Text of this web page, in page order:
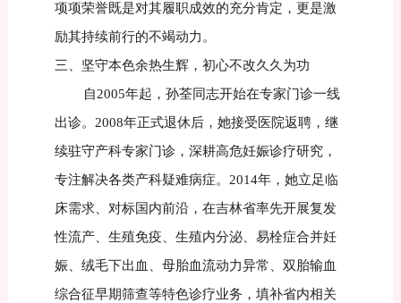
项项荣誉既是对其履职成效的充分肯定，更是激
励其持续前行的不竭动力。
三、坚守本色余热生辉，初心不改久久为功
自2005年起，孙荃同志开始在专家门诊一线
出诊。2008年正式退休后，她接受医院返聘，继
续驻守产科专家门诊，深耕高危妊娠诊疗研究，
专注解决各类产科疑难病症。2014年，她立足临
床需求、对标国内前沿，在吉林省率先开展复发
性流产、生殖免疫、生殖内分泌、易栓症合并妊
娠、绒毛下出血、母胎血流动力异常、双胎输血
综合征早期筛查等特色诊疗业务，填补省内相关